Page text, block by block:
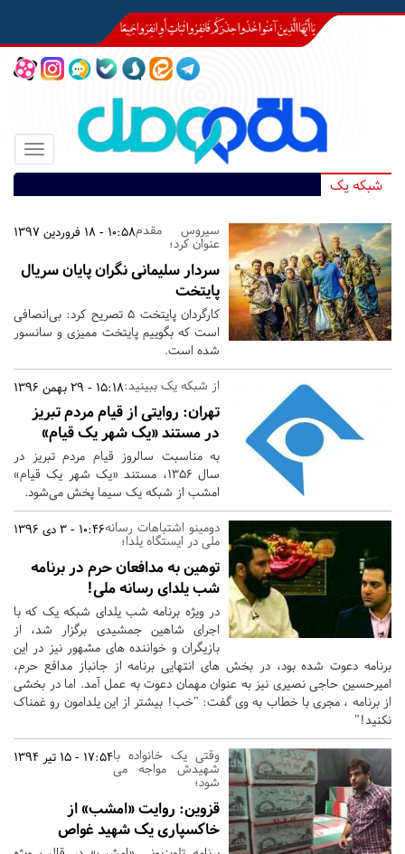
Toggle
شبکه یک
10:58 - 18 فروردین 1397سیروس مقدم
عنوان کرد؛
سردار سلیمانی نگران پایان سریال
پایتخت
کارگردان پایتخت ۵ تصریح کرد: بی‌انصافی
است که بگوییم پایتخت ممیزی و سانسور
شده است.
15:18 - 29 بهمن 1396از شبکه یک ببینید:
تهران: روایتی از قیام مردم تبریز
در مستند «یک شهر یک قیام»
به مناسبت سالروز قیام مردم تبریز در
سال 1356، مستند «یک شهر یک قیام»
امشب از شبکه یک سیما پخش می‌شود.
10:46 - 3 دی 1396دومینو اشتباهات رسانه
ملی در ایستگاه یلدا؛
توهین به مدافعان حرم در برنامه
شب یلدای رسانه ملی!
در ویژه برنامه شب یلدای شبکه یک که با
اجرای شاهین جمشیدی برگزار شد، از
بازیگران و خواننده های مشهور نیز در این
برنامه دعوت شده بود، در بخش های انتهایی برنامه از جانباز مدافع حرم،
امیرحسین حاجی نصیری نیز به عنوان مهمان دعوت به عمل آمد. اما در بخشی
از برنامه ، مجری با خطاب به وی گفت: "خب! بیشتر از این یلدامون رو غمناک
نکنید!"
17:54 - 15 تیر 1394وقتی یک خانواده با
شهیدش مواجه می
شود؛
قزوین: روایت «امشب» از
خاکسپاری یک شهید غواص